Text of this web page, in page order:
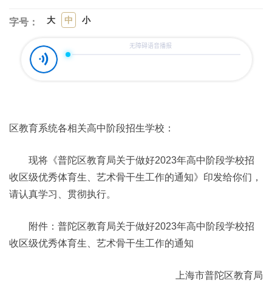
字号： 大 中 小
区教育系统各相关高中阶段招生学校：
现将《普陀区教育局关于做好2023年高中阶段学校招
收区级优秀体育生、艺术骨干生工作的通知》印发给你们，
请认真学习、贯彻执行。
附件：普陀区教育局关于做好2023年高中阶段学校招
收区级优秀体育生、艺术骨干生工作的通知
上海市普陀区教育局